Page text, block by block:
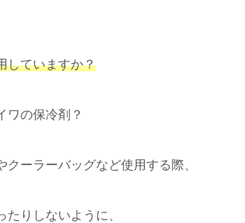
していますか？
ワの保冷剤？
ーラーバッグなど使用する際、
りしないように、